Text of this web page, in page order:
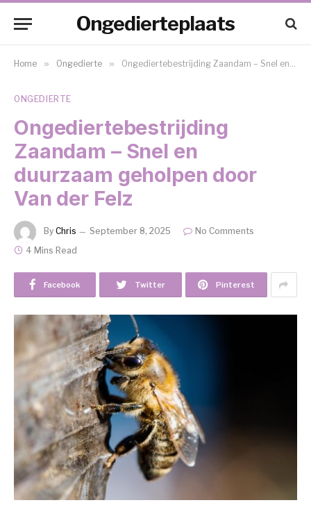
Ongedierteplaats
Home » Ongedierte » Ongediertebestrijding Zaandam – Snel en duurzaam geholpen door Van der Felz
ONGEDIERTE
Ongediertebestrijding
Zaandam – Snel en
duurzaam geholpen door
Van der Felz
By Chris September 8, 2025
No Comments
4 Mins Read
Facebook Twitter Pinterest